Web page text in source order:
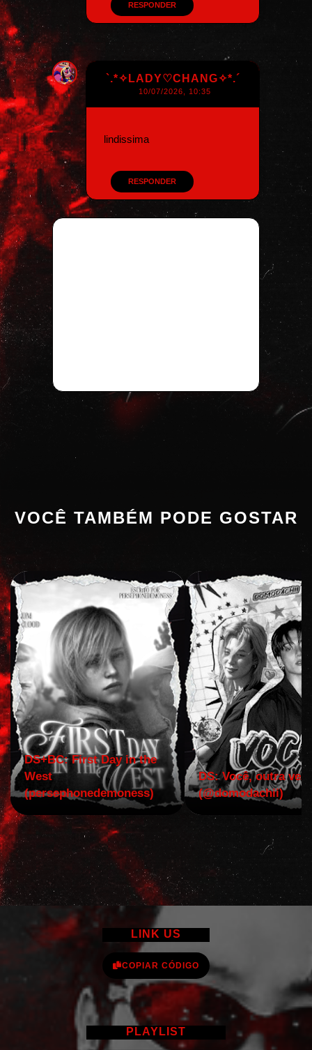
RESPONDER
`.*✧LADY♡CHANG✧*.´
10/07/2026, 10:35
lindissima
RESPONDER
VOCÊ TAMBÉM PODE GOSTAR
DS+BC: First Day in the
West
(persephonedemoness)
DS: Você, outra vez!
(@domodachii)
LINK US
COPIAR CÓDIGO
PLAYLIST